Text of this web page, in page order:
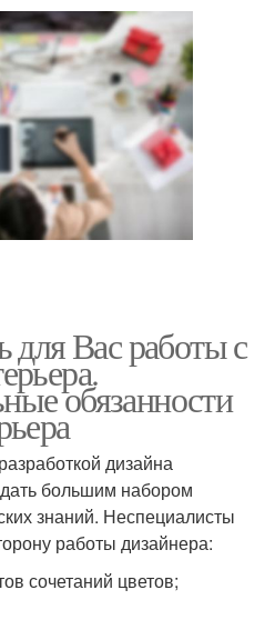
для Вас работы с
обязанности
дизайна
большим набором
знаний. Неспециалисты
работы дизайнера:
сочетаний цветов;